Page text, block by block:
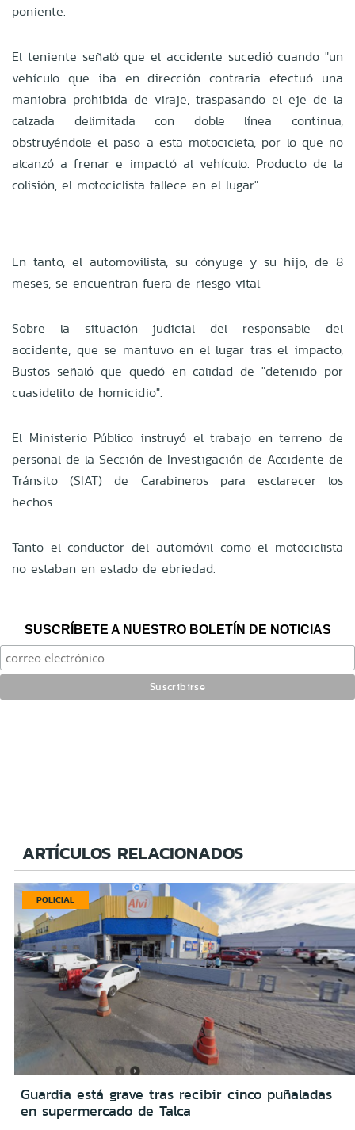
poniente.
El teniente señaló que el accidente sucedió cuando "un
vehículo que iba en dirección contraria efectuó una
maniobra prohibida de viraje, traspasando el eje de la
calzada delimitada con doble línea continua,
obstruyéndole el paso a esta motocicleta, por lo que no
alcanzó a frenar e impactó al vehículo. Producto de la
colisión, el motociclista fallece en el lugar".
En tanto, el automovilista, su cónyuge y su hijo, de 8
meses, se encuentran fuera de riesgo vital.
Sobre la situación judicial del responsable del
accidente, que se mantuvo en el lugar tras el impacto,
Bustos señaló que quedó en calidad de "detenido por
cuasidelito de homicidio".
El Ministerio Público instruyó el trabajo en terreno de
personal de la Sección de Investigación de Accidente de
Tránsito (SIAT) de Carabineros para esclarecer los
hechos.
Tanto el conductor del automóvil como el motociclista
no estaban en estado de ebriedad.
SUSCRÍBETE A NUESTRO BOLETÍN DE NOTICIAS
ARTÍCULOS RELACIONADOS
POLICIAL
Guardia está grave tras recibir cinco puñaladas
en supermercado de Talca